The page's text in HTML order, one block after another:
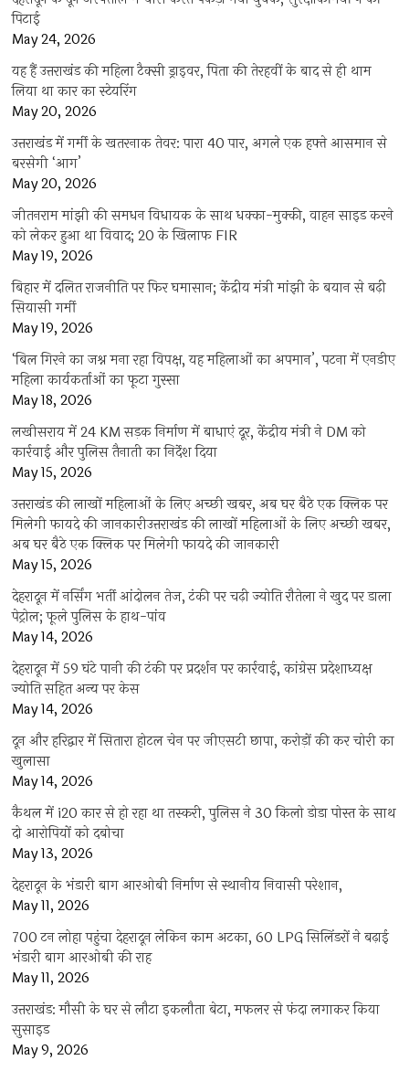
पिटाई
May 24, 2026
यह हैं उत्तराखंड की महिला टैक्सी ड्राइवर, पिता की तेरहवीं के बाद से ही थाम
लिया था कार का स्टेयरिंग
May 20, 2026
उत्तराखंड में गर्मी के खतरनाक तेवर: पारा 40 पार, अगले एक हफ्ते आसमान से
बरसेगी ‘आग’
May 20, 2026
जीतनराम मांझी की समधन विधायक के साथ धक्का-मुक्की, वाहन साइड करने
को लेकर हुआ था विवाद; 20 के खिलाफ FIR
May 19, 2026
बिहार में दलित राजनीति पर फिर घमासान; केंद्रीय मंत्री मांझी के बयान से बढ़ी
सियासी गर्मी
May 19, 2026
‘बिल गिरने का जश्न मना रहा विपक्ष, यह महिलाओं का अपमान’, पटना में एनडीए
महिला कार्यकर्ताओं का फूटा गुस्सा
May 18, 2026
लखीसराय में 24 KM सड़क निर्माण में बाधाएं दूर, केंद्रीय मंत्री ने DM को
कार्रवाई और पुलिस तैनाती का निर्देश दिया
May 15, 2026
उत्तराखंड की लाखों महिलाओं के लिए अच्छी खबर, अब घर बैठे एक क्लिक पर
मिलेगी फायदे की जानकारीउत्तराखंड की लाखों महिलाओं के लिए अच्छी खबर,
अब घर बैठे एक क्लिक पर मिलेगी फायदे की जानकारी
May 15, 2026
देहरादून में नर्सिंग भर्ती आंदोलन तेज, टंकी पर चढ़ी ज्योति रौतेला ने खुद पर डाला
पेट्रोल; फूले पुलिस के हाथ-पांव
May 14, 2026
देहरादून में 59 घंटे पानी की टंकी पर प्रदर्शन पर कार्रवाई, कांग्रेस प्रदेशाध्यक्ष
ज्योति सहित अन्य पर केस
May 14, 2026
दून और हरिद्वार में सितारा होटल चेन पर जीएसटी छापा, करोड़ों की कर चोरी का
खुलासा
May 14, 2026
कैथल में i20 कार से हो रहा था तस्करी, पुलिस ने 30 किलो डोडा पोस्त के साथ
दो आरोपियों को दबोचा
May 13, 2026
देहरादून के भंडारी बाग आरओबी निर्माण से स्थानीय निवासी परेशान,
May 11, 2026
700 टन लोहा पहुंचा देहरादून लेकिन काम अटका, 60 LPG सिलिंडरों ने बढ़ाई
भंडारी बाग आरओबी की राह
May 11, 2026
उत्तराखंड: मौसी के घर से लौटा इकलौता बेटा, मफलर से फंदा लगाकर किया
सुसाइड
May 9, 2026